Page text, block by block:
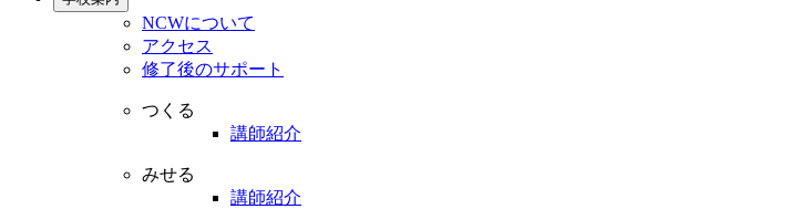
NCWについて
アクセス
修了後のサポート
つくる
講師紹介
みせる
講師紹介